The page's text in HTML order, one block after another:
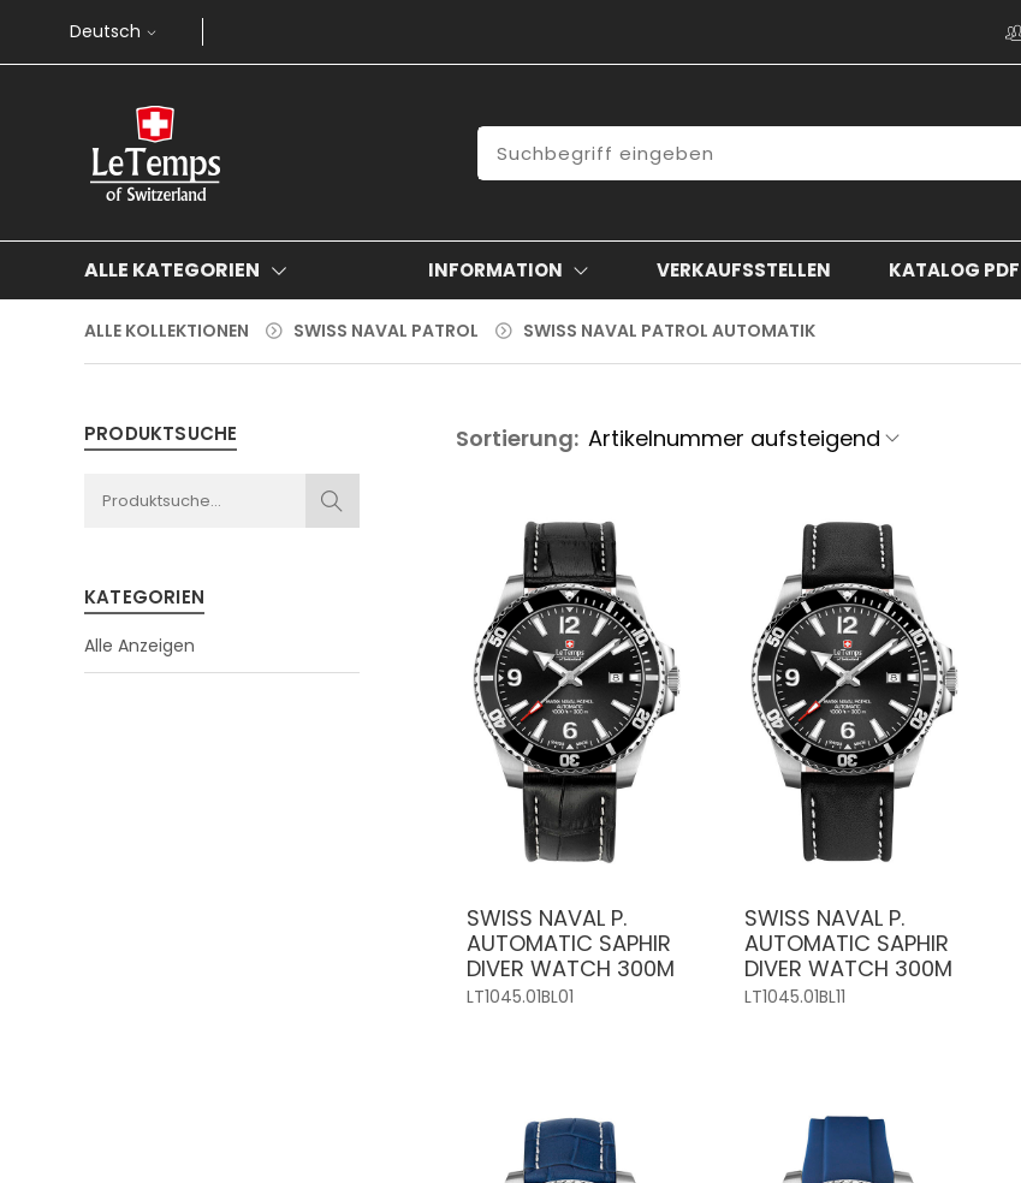
Deutsch
ALLE KATEGORIEN INFORMATION VERKAUFSSTELLEN KATALOG PDF
ALLE KOLLEKTIONEN SWISS NAVAL PATROL SWISS NAVAL PATROL AUTOMATIK
PRODUKTSUCHE
KATEGORIEN
Alle Anzeigen
Sortierung:
SWISS NAVAL P.
AUTOMATIC SAPHIR
DIVER WATCH 300M
LT1045.01BL01
SWISS NAVAL P.
AUTOMATIC SAPHIR
DIVER WATCH 300M
LT1045.01BL11